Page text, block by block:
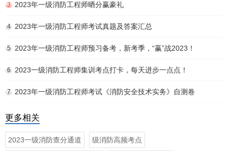
3 2023年一级消防工程师晒分赢豪礼
4 2023年一级消防工程师考试真题及答案汇总
5 2023年一级消防工程师预习备考，新考季，“赢”战2023！
6 2023一级消防工程师集训考点打卡，每天进步一点点！
7 2023年一级消防工程师考试《消防安全技术实务》自测卷
更多相关
2023一级消防查分通道 级消防高频考点